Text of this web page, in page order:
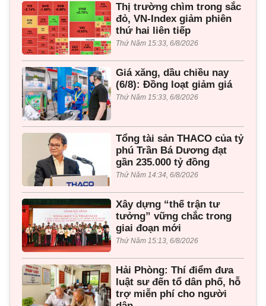
Thị trường chìm trong sắc
đỏ, VN-Index giảm phiên
thứ hai liên tiếp
Thứ Năm 15:33, 6/8/2026
Giá xăng, dầu chiều nay
(6/8): Đồng loạt giảm giá
Thứ Năm 15:33, 6/8/2026
Tổng tài sản THACO của tỷ
phú Trần Bá Dương đạt
gần 235.000 tỷ đồng
Thứ Năm 14:34, 6/8/2026
Xây dựng “thế trận tư
tưởng” vững chắc trong
giai đoạn mới
Thứ Năm 15:13, 6/8/2026
Hải Phòng: Thí điểm đưa
luật sư đến tổ dân phố, hỗ
trợ miễn phí cho người